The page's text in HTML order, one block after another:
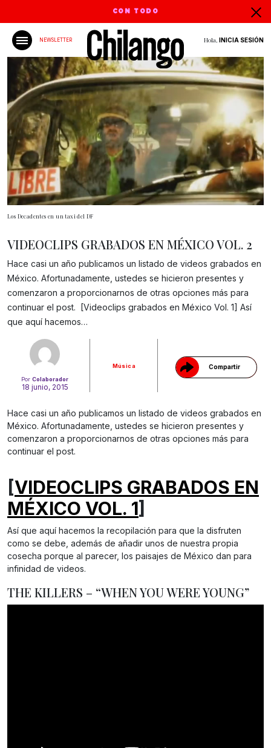
CON TODO
NEWSLETTER Hola, INICIA SESIÓN
Los Decadentes en un taxi del DF
PorColaborador
18 junio, 2015
Música Compartir
Gracias!
VIDEOCLIPS GRABADOS EN MÉXICO VOL. 2
Hace casi un año publicamos un listado de videos grabados en
México. Afortunadamente, ustedes se hicieron presentes y
comenzaron a proporcionarnos de otras opciones más para
continuar el post. [Videoclips grabados en México Vol. 1] Así
que aquí hacemos…
Hace casi un año publicamos un listado de videos grabados en
México. Afortunadamente, ustedes se hicieron presentes y
comenzaron a proporcionarnos de otras opciones más para
continuar el post.
[VIDEOCLIPS GRABADOS EN
MÉXICO VOL. 1]
Así que aquí hacemos la recopilación para que la disfruten
como se debe, además de añadir unos de nuestra propia
cosecha porque al parecer, los paisajes de México dan para
infinidad de videos.
THE KILLERS – “WHEN YOU WERE YOUNG”